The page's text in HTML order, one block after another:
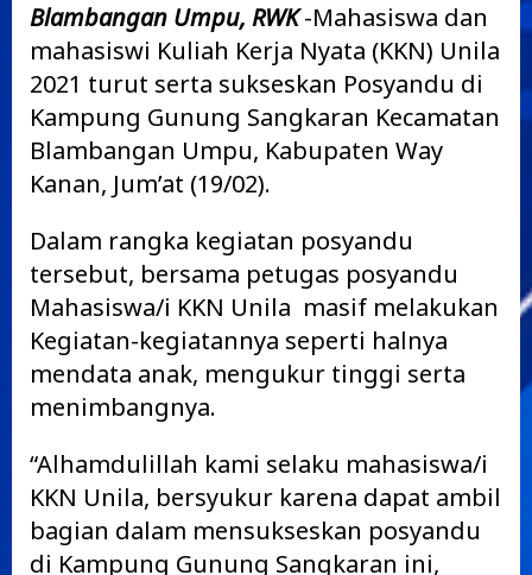
Blambangan Umpu, RWK-Mahasiswa dan
mahasiswi Kuliah Kerja Nyata (KKN) Unila
2021 turut serta sukseskan Posyandu di
Kampung Gunung Sangkaran Kecamatan
Blambangan Umpu, Kabupaten Way
Kanan, Jum’at (19/02).
Dalam rangka kegiatan posyandu
tersebut, bersama petugas posyandu
Mahasiswa/i KKN Unila masif melakukan
Kegiatan-kegiatannya seperti halnya
mendata anak, mengukur tinggi serta
menimbangnya.
“Alhamdulillah kami selaku mahasiswa/i
KKN Unila, bersyukur karena dapat ambil
bagian dalam mensukseskan posyandu
di Kampung Gunung Sangkaran ini,